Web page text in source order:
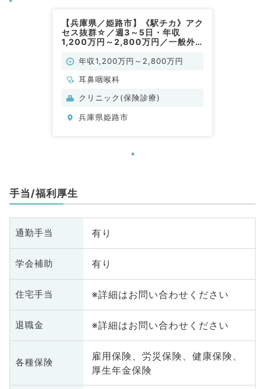
【兵庫県／姫路市】《駅チカ》アク
セス抜群☆／週3～5日・年収
1,200万円～2,800万円／一般外
年収1,200万円～2,800万円
耳鼻咽喉科
クリニック(保険診療)
兵庫県姫路市
手当/福利厚生
通勤手当 有り
学会補助 有り
住宅手当 ※詳細はお問い合わせください
退職金 ※詳細はお問い合わせください
各種保険
雇用保険、労災保険、健康保険、
厚生年金保険